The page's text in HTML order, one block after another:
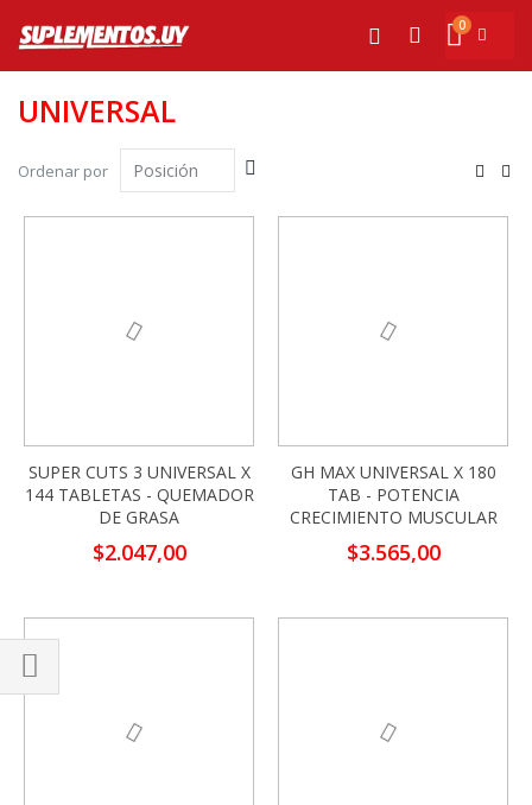
al
contenido
Mi cesta
0
Buscar
UNIVERSAL
Ordenar por
Ver
SUPER CUTS 3 UNIVERSAL X
144 TABLETAS - QUEMADOR
DE GRASA
$2.047,00
GH MAX UNIVERSAL X 180
TAB - POTENCIA
CRECIMIENTO MUSCULAR
$3.565,00
Comprar